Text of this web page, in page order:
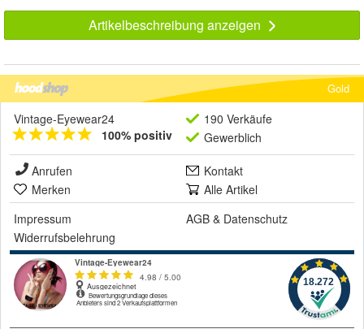
Artikelbeschreibung anzeigen
Gold
Vintage-Eyewear24
100% positiv
190 Verkäufe
Gewerblich
Anrufen
Kontakt
Merken
Alle Artikel
Impressum
AGB & Datenschutz
Widerrufsbelehrung